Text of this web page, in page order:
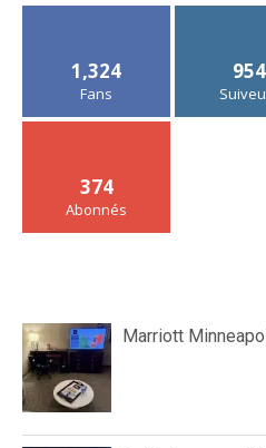
1,324
Fans
954
374
Abonnés
Marriott